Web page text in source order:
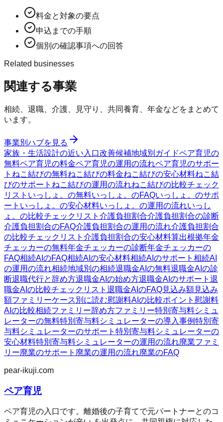
料金と対象の要点
申込までの手順
個別の確認事項への回答
Related businesses
関連する事業
相続、退職、介護、見守り、共同養育、年金などをまとめて
います。
事業別ハブを見る
家族・生活設計の近い入口改善候補地域別ガイドペア育児の
無料ペア育児の料金ペア育児の運用の流れペア育児のサポー
ト ねこ結びの無料ねこ結びの料金ねこ結びの安心材料ねこ結
びのサポート ねこ結びの運用の流れねこ結びの比較チェック
リスト いっしょ。の無料いっしょ。のFAQいっしょ。のサポ
ート いっしょ。の安心材料いっしょ。の運用の流れいっし
ょ。の比較チェックリスト 介護負担割合介護負担割合の診断
介護負担割合のFAQ介護負担割合の運用の流れ介護負担割合
の比較チェックリスト 介護負担割合の安心材料算出根拠年金
チェッカーの無料年金チェッカーの診断年金チェッカーの
FAQ相続AIのFAQ相続AIの安心材料相続AIのサポート 相続AI
の運用の流れ相続地域別の相続退職金AIの無料退職金AIの診
断退職代行と辞め方退職金AIの始め方退職金AIのサポート 退
職金AIの比較チェックリスト 退職金AIのFAQ見込み額見込み
額ファミリーケース別に読む慰謝料AIの比較ポイント 慰謝料
AIの比較相続ファミリー辞め方ファミリー特別寄与料シミュ
レーターの無料特別寄与料シミュレーターの導入事例特別寄
与料シミュレーターのサポート 特別寄与料シミュレーターの
安心材料特別寄与料シミュレーターの運用の流れ廃業ファミ
リー廃業のサポート 廃業の運用の流れ廃業のFAQ
pear-ikuji.com
ペア育児
ペア育児の入口です。離婚後の子育てで元パートナーとのコ